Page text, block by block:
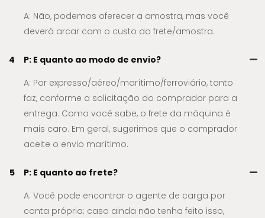
A: Não, podemos oferecer a amostra, mas você
deverá arcar com o custo do frete/amostra.
4
P: E quanto ao modo de envio?
A: Por expresso/aéreo/marítimo/ferroviário, tanto
faz, conforme a solicitação do comprador para a
entrega. Como você sabe, o frete da máquina é
mais caro. Em geral, sugerimos que o comprador
aceite o envio marítimo.
5
P: E quanto ao frete?
A: Você pode encontrar o agente de carga por
conta própria; caso ainda não tenha feito isso,